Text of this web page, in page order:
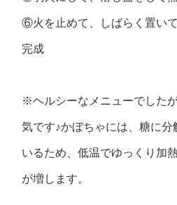
⑥火を止めて、しばらく置い
完成
※ヘルシーなメニューでした
気です♪かぼちゃには、糖に分
いるため、低温でゆっくり加
が増します。